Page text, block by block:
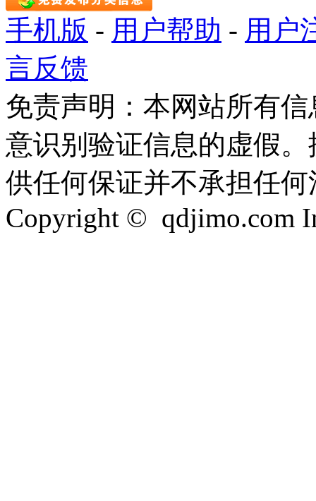
手机版 - 用户帮助 - 用户
言反馈
免责声明：本网站所有
意识别验证信息的虚假
供任何保证并不承担任
Copyright © qdjimo.com